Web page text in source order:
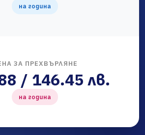
на година
ЗА ПРЕХВЪРЛЯНЕ
/ 146.45 лв.
на година